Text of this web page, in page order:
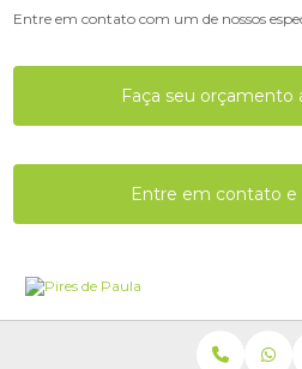
Entre em contato com um de nossos
Faça seu orçamento
Entre em contato e